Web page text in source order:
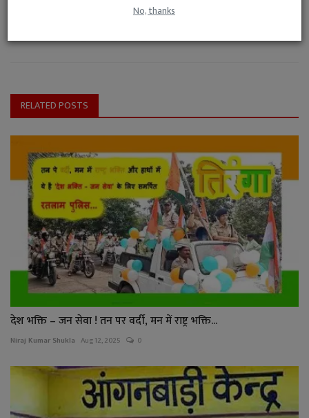
No, thanks
RELATED POSTS
देश भक्ति – जन सेवा ! तन पर वर्दी, मन में राष्ट्र भक्ति...
Niraj Kumar Shukla Aug 12, 2025 0